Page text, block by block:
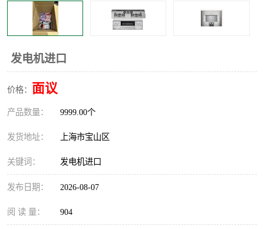
发电机进口
价格： 面议
产品数量： 9999.00个
发货地址： 上海市宝山区
关键词： 发电机进口
发布日期： 2026-08-07
阅 读 量： 904